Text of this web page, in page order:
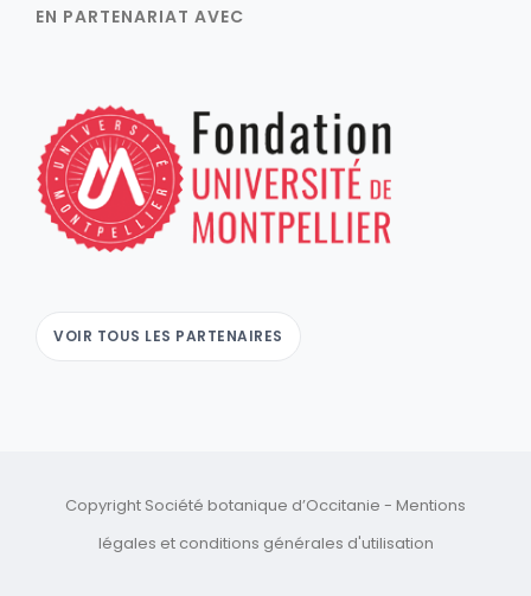
EN PARTENARIAT AVEC
VOIR TOUS LES PARTENAIRES
Copyright Société botanique d’Occitanie - Mentions
légales et conditions générales d'utilisation